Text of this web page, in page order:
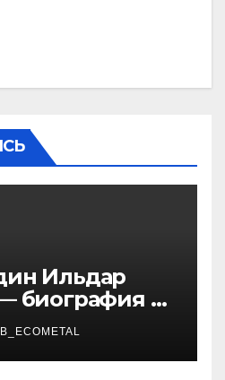
Ильдар
биография и
политика и